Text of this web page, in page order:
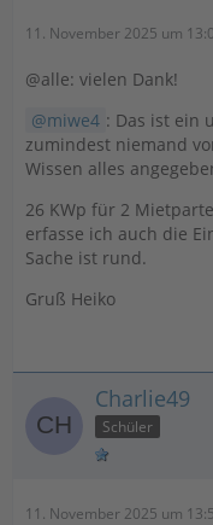
11. November 2025 um
@alle: vielen Dank!
miwe4 : Das ist ein
zumindest niemand
Wissen alles
26 KWp für 2
erfasse ich auch die
Sache ist rund.
Gruß Heiko
Charlie49
Schüler
11. November 2025 um